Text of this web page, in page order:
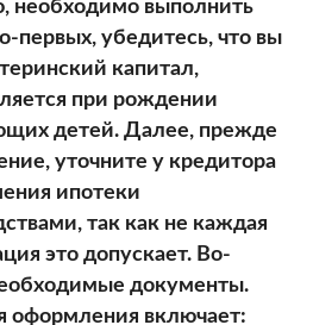
необходимо выполнить
первых, убедитесь, что вы
капитал,
при рождении
детей. Далее, прежде
уточните у кредитора
ипотеки
так как не каждая
это допускает. Во-
документы.
оформления включает: